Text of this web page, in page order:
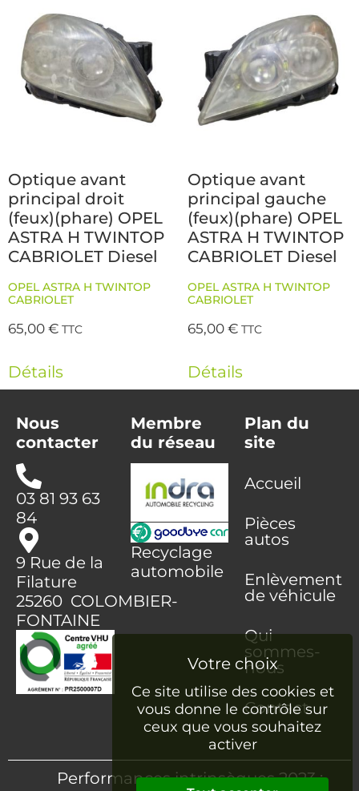
Optique avant
principal droit
(feux)(phare) OPEL
ASTRA H TWINTOP
CABRIOLET Diesel
OPEL ASTRA H TWINTOP
CABRIOLET
65,00€ TTC
Détails
Optique avant
principal gauche
(feux)(phare) OPEL
ASTRA H TWINTOP
CABRIOLET Diesel
OPEL ASTRA H TWINTOP
CABRIOLET
65,00€ TTC
Détails
Nous
contacter
03 81 93 63
84
9 Rue de la
Filature
25260 COLOMBIER-
FONTAINE
Membre
du réseau
Recyclage
automobile
Plan du
site
Accueil
Pièces
autos
Enlèvement
de véhicule
Qui
sommes-
nous
Contact
Performances intrinsèques 2023 :
Ce site utilise des cookies et
vous donne le contrôle sur
ceux que vous souhaitez
activer